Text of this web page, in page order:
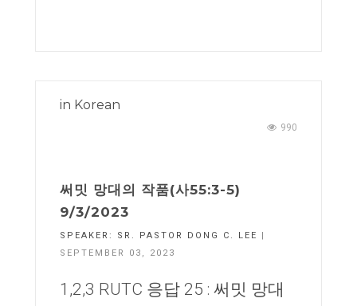
in Korean
990
써밋 망대의 작품(사55:3-5)
9/3/2023
SPEAKER: SR. PASTOR DONG C. LEE
|
SEPTEMBER 03, 2023
1,2,3 RUTC 응답 25 : 써밋 망대